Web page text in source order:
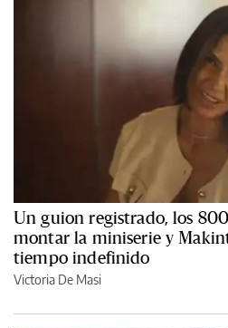
Un guion registrado, los
montar la miniserie y
tiempo indefinido
Victoria De Masi